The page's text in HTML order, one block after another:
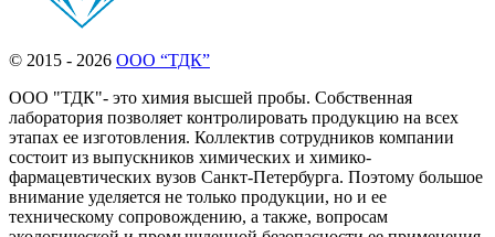
© 2015 - 2026 ООО “ТДК”
ООО "ТДК"- это химия высшей пробы. Собственная
лаборатория позволяет контролировать продукцию на всех
этапах ее изготовления. Коллектив сотрудников компании
состоит из выпускников химических и химико-
фармацевтических вузов Санкт-Петербурга. Поэтому большое
внимание уделяется не только продукции, но и ее
техническому сопровождению, а также, вопросам